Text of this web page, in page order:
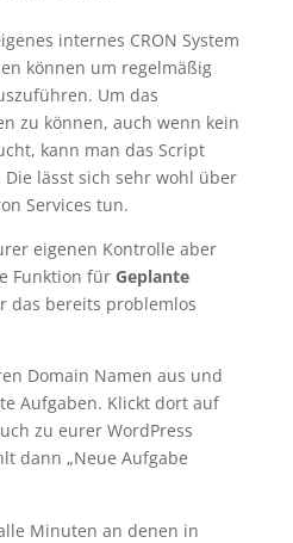
internes CRON System
können um regelmäßig
Um das
zu können, auch wenn kein
kann man das Script
lässt sich sehr wohl über
Services tun.
eigenen Kontrolle aber
Funktion für Geplante
das bereits problemlos
Domain Namen aus und
Aufgaben. Klickt dort auf
zu eurer WordPress
dann „Neue Aufgabe
Minuten an denen in